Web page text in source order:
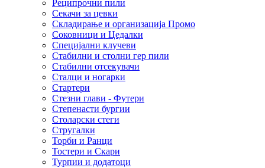
Реципрочни пили
Секачи за цевки
Складирање и организација Промо
Соковници и Цедалки
Специјални клучеви
Стабилни и столни гер пили
Стабилни отсекувачи
Сталци и ногарки
Стартери
Стезни глави - Футери
Степенасти бургии
Столарски стеги
Стругалки
Торби и Ранци
Тостери и Скари
Турпии и додатоци